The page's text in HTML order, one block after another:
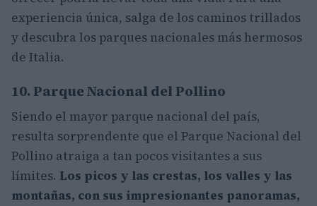
experiencia única, salga de los caminos trillados
y descubra los parques nacionales más hermosos
de Italia.
10. Parque Nacional del Pollino
Siendo el mayor parque nacional del país,
resulta sorprendente que el Parque Nacional del
Pollino atraiga a tan pocos visitantes a sus
límites. Los picos y las crestas, los valles y las
montañas, con sus impresionantes panoramas,